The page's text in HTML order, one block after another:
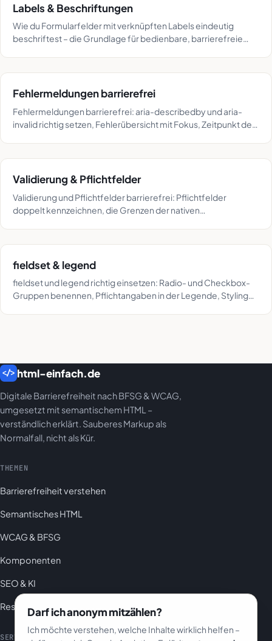
Labels & Beschriftungen
Wie du Formularfelder mit verknüpften Labels eindeutig
beschriftest – die Grundlage für bedienbare, barrierefreie
Fehlermeldungen barrierefrei
Fehlermeldungen barrierefrei: aria-describedby und aria-
invalid richtig setzen, Fehlerübersicht mit Fokus, Zeitpunkt der
Validierung & Pflichtfelder
Validierung und Pflichtfelder barrierefrei: Pflichtfelder
doppelt kennzeichnen, die Grenzen der nativen
fieldset & legend
fieldset und legend richtig einsetzen: Radio- und Checkbox-
Gruppen benennen, Pflichtangaben in der Legende, Styling
</> html-einfach.de
Digitale Barrierefreiheit nach BFSG & WCAG,
umgesetzt mit semantischem HTML –
verständlich erklärt. Sauberes Markup als
Normalfall, nicht als Kür.
THEMEN
Barrierefreiheit verstehen
Semantisches HTML
WCAG & BFSG
Komponenten
SEO & KI
Ressourcen
SERVICE
Darf ich anonym mitzählen?
Ich möchte verstehen, welche Inhalte wirklich helfen –